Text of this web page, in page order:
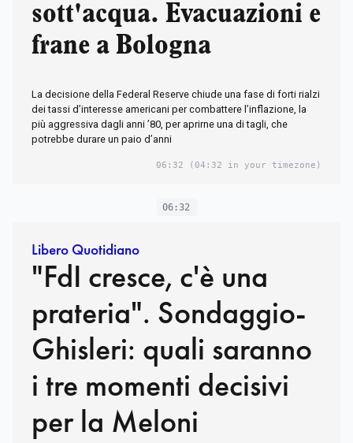
sott'acqua. Evacuazioni e
frane a Bologna
La decisione della Federal Reserve chiude una fase di forti rialzi
dei tassi d’interesse americani per combattere l’inflazione, la
più aggressiva dagli anni ’80, per aprirne una di tagli, che
potrebbe durare un paio d’anni
06:32 (04:32 in your timezone)
06:32
Libero Quotidiano
"FdI cresce, c'è una
prateria". Sondaggio-
Ghisleri: quali saranno
i tre momenti decisivi
per la Meloni